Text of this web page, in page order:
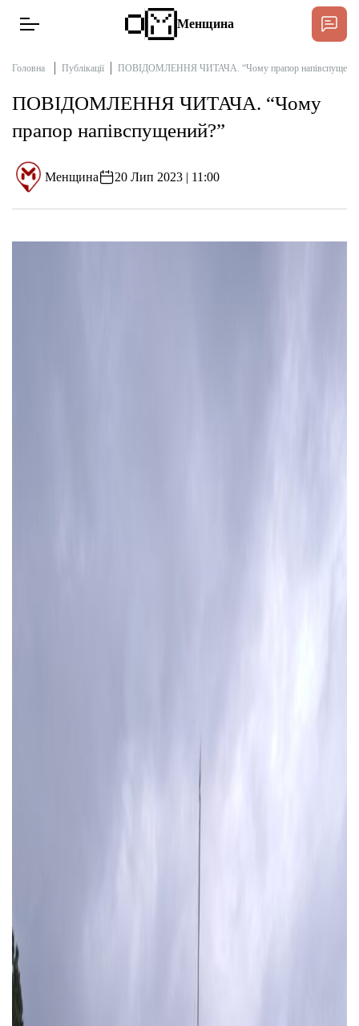
Новини
Інтерв’ю
Підтримати
Менщина
Головна Публікації ПОВІДОМЛЕННЯ ЧИТАЧА. “Чому прапор
ПОВІДОМЛЕННЯ ЧИТАЧА. “Чому
прапор напівспущений?”
Менщина 20 Лип 2023 | 11:00